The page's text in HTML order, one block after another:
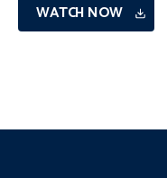
WATCH NOW